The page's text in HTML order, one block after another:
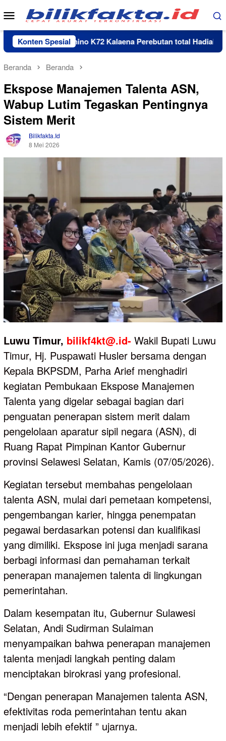
Loncat
ke
konten
Menu
Mobile
Konten Spesial
Domino K72 Kalaena Perebutan total Hadiah Rp 35
Beranda Beranda
Ekspose Manajemen Talenta ASN,
Wabup Lutim Tegaskan Pentingnya
Sistem Merit
Bilikfakta.id
8 Mei 2026
Luwu Timur, bilikf4kt@.id- Wakil Bupati Luwu
Timur, Hj. Puspawati Husler bersama dengan
Kepala BKPSDM, Parha Arief menghadiri
kegiatan Pembukaan Ekspose Manajemen
Talenta yang digelar sebagai bagian dari
penguatan penerapan sistem merit dalam
pengelolaan aparatur sipil negara (ASN), di
Ruang Rapat Pimpinan Kantor Gubernur
provinsi Selawesi Selatan, Kamis (07/05/2026).
Kegiatan tersebut membahas pengelolaan
talenta ASN, mulai dari pemetaan kompetensi,
pengembangan karier, hingga penempatan
pegawai berdasarkan potensi dan kualifikasi
yang dimiliki. Ekspose ini juga menjadi sarana
berbagi informasi dan pemahaman terkait
penerapan manajemen talenta di lingkungan
pemerintahan.
Dalam kesempatan itu, Gubernur Sulawesi
Selatan, Andi Sudirman Sulaiman
menyampaikan bahwa penerapan manajemen
talenta menjadi langkah penting dalam
menciptakan birokrasi yang profesional.
“Dengan penerapan Manajemen talenta ASN,
efektivitas roda pemerintahan tentu akan
menjadi lebih efektif ” ujarnya.